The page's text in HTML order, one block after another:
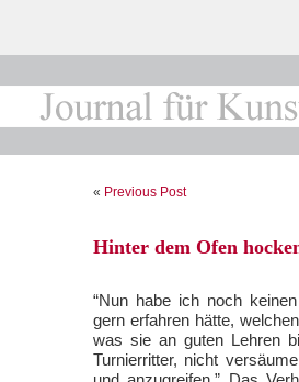
« Previous Post
Hinter dem Ofen
“Nun habe ich noch
gern erfahren hätte,
was sie an guten Lehren
Turnierritter, nicht